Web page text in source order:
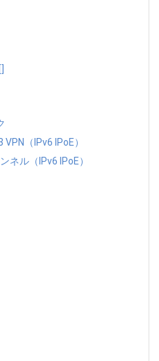
（IPv6 IPoE）
ネル（IPv6 IPoE）